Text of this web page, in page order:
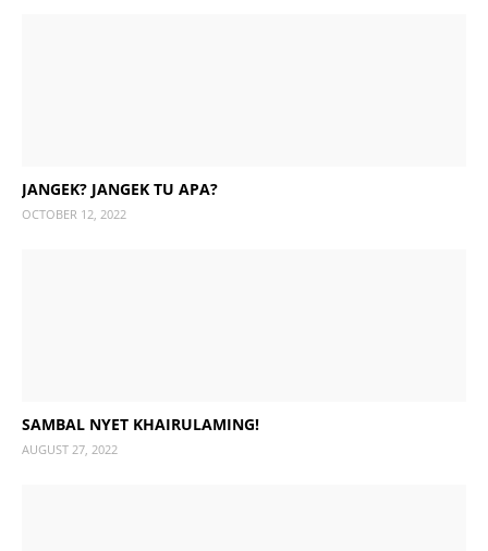
JANGEK? JANGEK TU APA?
OCTOBER 12, 2022
SAMBAL NYET KHAIRULAMING!
AUGUST 27, 2022